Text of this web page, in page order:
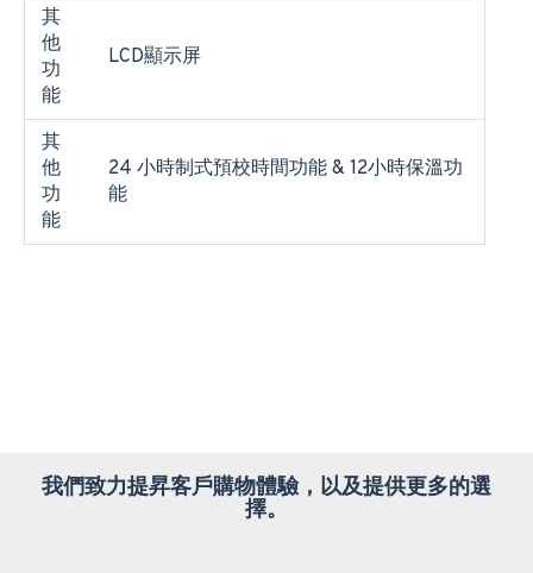
其
他
功
能
LCD顯示屏
其
他
功
能
24 小時制式預校時間功能 & 12小時保溫功
能
我們致力提昇客戶購物體驗，以及提供更多的選
擇。